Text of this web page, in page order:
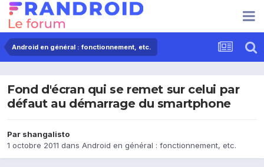
Android en général : fonctionnement, etc.
Fond d'écran qui se remet sur celui par
défaut au démarrage du smartphone
Par shangalisto
1 octobre 2011 dans Android en général : fonctionnement, etc.